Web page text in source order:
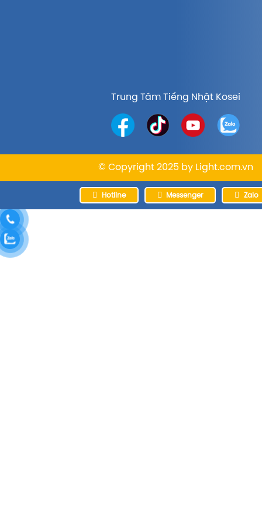
Trung Tâm Tiếng Nhật Kosei
© Copyright 2025 by Light.com.vn
Hotline Messenger Zalo